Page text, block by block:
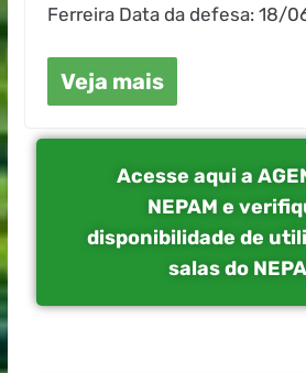
Ferreira Data da defesa: 18/
Veja mais
Acesse aqui a
NEPAM e
disponibilidade de
salas do